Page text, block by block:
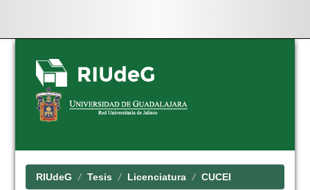
Skip
navigation
RIUdeG Tesis Licenciatura CUCEI